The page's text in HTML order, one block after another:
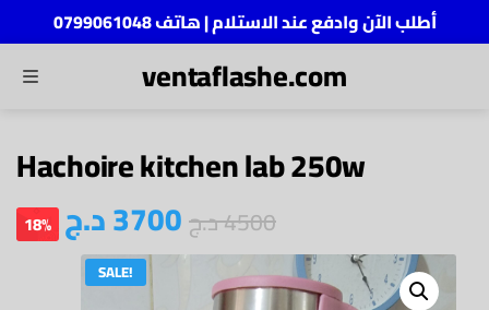
أطلب الآن وادفع عند الاستلام | هاتف 0799061048
MENU ventaflashe.com
Hachoire kitchen lab 250w
3700د.ج 4500د.ج 18%
SALE!